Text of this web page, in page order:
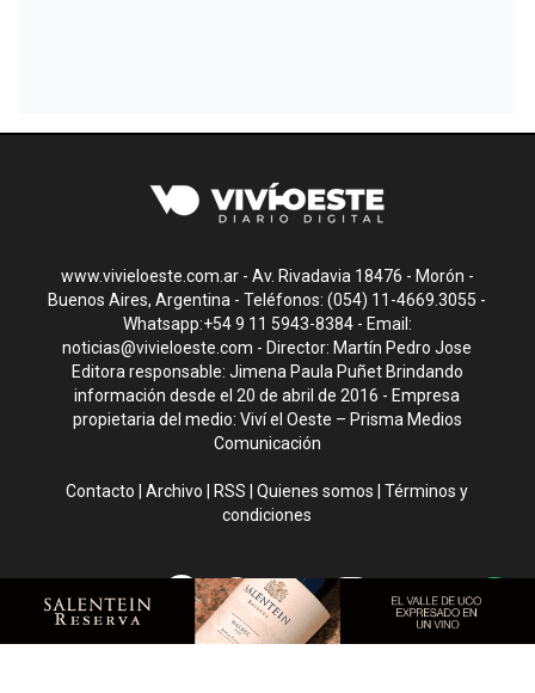
www.vivieloeste.com.ar - Av. Rivadavia 18476 - Morón -
Buenos Aires, Argentina - Teléfonos: (054) 11-4669.3055 -
Whatsapp:+54 9 11 5943-8384 - Email:
noticias@vivieloeste.com - Director: Martín Pedro Jose
Editora responsable: Jimena Paula Puñet Brindando
información desde el 20 de abril de 2016 - Empresa
propietaria del medio: Viví el Oeste – Prisma Medios
Comunicación
Contacto |Archivo RSS |Quienes somos |Términos y
condiciones